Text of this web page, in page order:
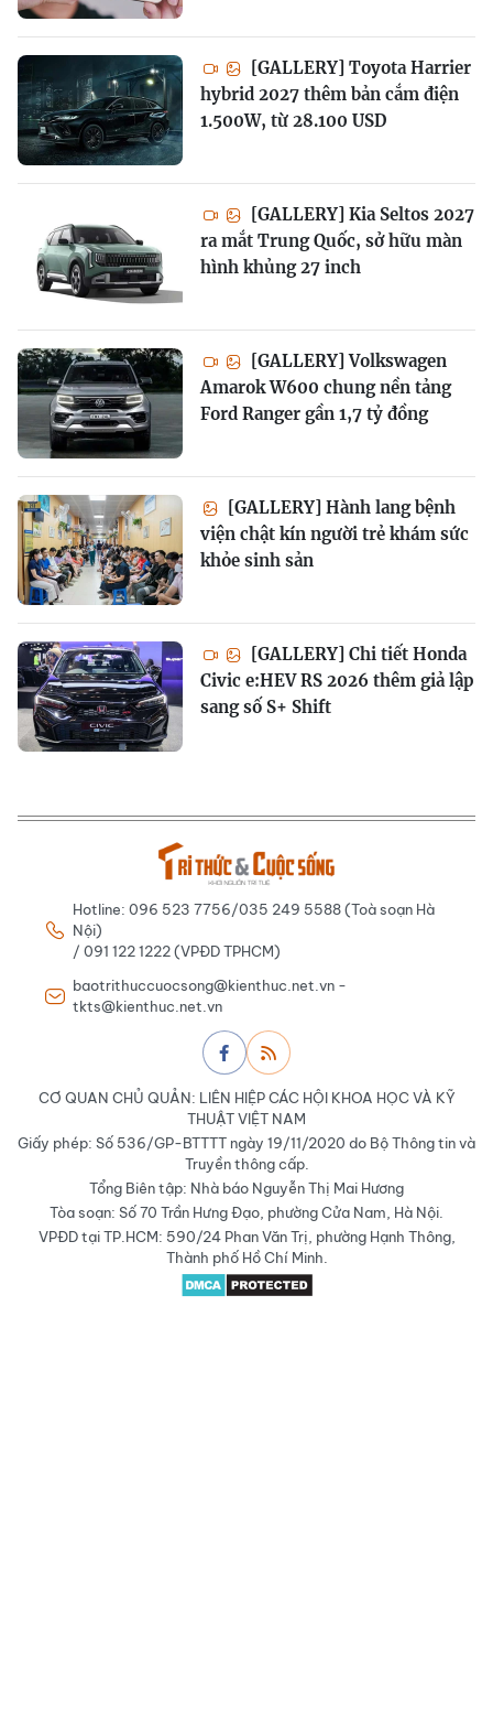
[GALLERY] Toyota Harrier
hybrid 2027 thêm bản cắm điện
1.500W, từ 28.100 USD
[GALLERY] Kia Seltos 2027
ra mắt Trung Quốc, sở hữu màn
hình khủng 27 inch
[GALLERY] Volkswagen
Amarok W600 chung nền tảng
Ford Ranger gần 1,7 tỷ đồng
[GALLERY] Hành lang bệnh
viện chật kín người trẻ khám sức
khỏe sinh sản
[GALLERY] Chi tiết Honda
Civic e:HEV RS 2026 thêm giả lập
sang số S+ Shift
Hotline: 096 523 7756/035 249 5588 (Toà soạn Hà
Nội)
/ 091 122 1222 (VPĐD TPHCM)
baotrithuccuocsong@kienthuc.net.vn -
tkts@kienthuc.net.vn
CƠ QUAN CHỦ QUẢN: LIÊN HIỆP CÁC HỘI KHOA HỌC VÀ KỸ
THUẬT VIỆT NAM
Giấy phép: Số 536/GP-BTTTT ngày 19/11/2020 do Bộ Thông tin và
Truyền thông cấp.
Tổng Biên tập: Nhà báo Nguyễn Thị Mai Hương
Tòa soạn: Số 70 Trần Hưng Đạo, phường Cửa Nam, Hà Nội.
VPĐD tại TP.HCM: 590/24 Phan Văn Trị, phường Hạnh Thông,
Thành phố Hồ Chí Minh.